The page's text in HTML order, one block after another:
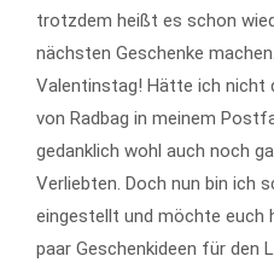
trotzdem heißt es schon
nächsten Geschenke
Valentinstag! Hätte ich nicht
von Radbag in meinem
gedanklich wohl auch noch
Verliebten. Doch nun bin ich
eingestellt und möchte euch
paar Geschenkideen für den